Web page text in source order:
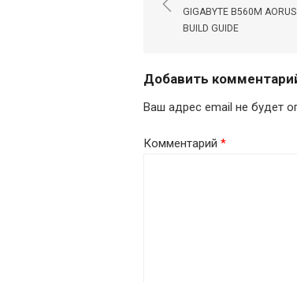
по
записям
GIGABYTE B560M
BUILD GUIDE
Добавить
Ваш адрес email не будет
Комментарий *